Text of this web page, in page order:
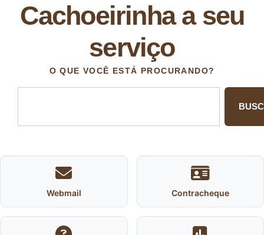
Cachoeirinha a seu
serviço
O QUE VOCÊ ESTÁ PROCURANDO?
Webmail Contracheque